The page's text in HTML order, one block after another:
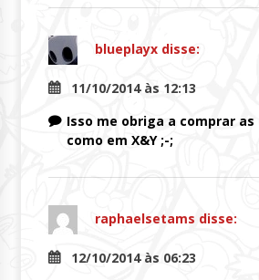
blueplayx disse:
11/10/2014 às 12:13
Isso me obriga a comprar as
como em X&Y ;-;
raphaelsetams disse:
12/10/2014 às 06:23